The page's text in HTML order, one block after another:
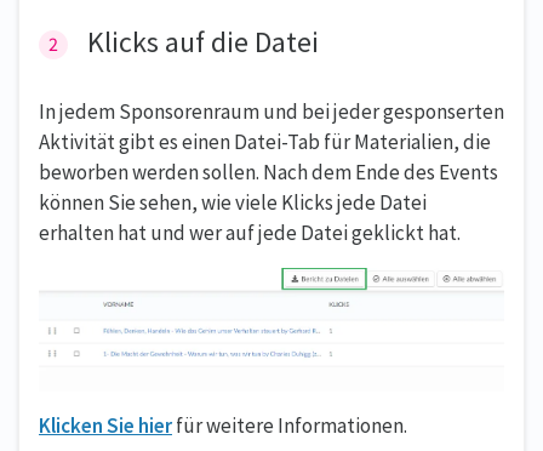
Klicks auf die Datei
In jedem Sponsorenraum und bei jeder gesponserten
Aktivität gibt es einen Datei-Tab für Materialien, die
beworben werden sollen. Nach dem Ende des Events
können Sie sehen, wie viele Klicks jede Datei
erhalten hat und wer auf jede Datei geklickt hat.
Klicken Sie hierfür weitere Informationen.